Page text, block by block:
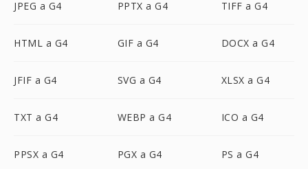
JPEG a G4 PPTX a G4 TIFF a G4
HTML a G4 GIF a G4 DOCX a G4
JFIF a G4 SVG a G4 XLSX a G4
TXT a G4 WEBP a G4 ICO a G4
PPSX a G4 PGX a G4 PS a G4